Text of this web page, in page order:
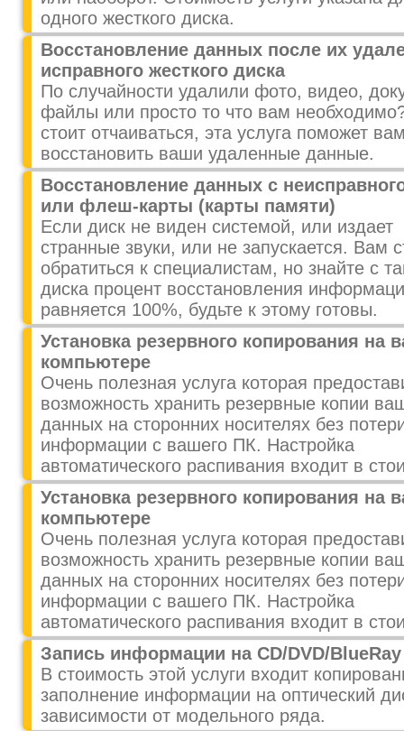
одного жесткого диска.
Восстановление данных после их
исправного жесткого диска
По случайности удалили фото, видео,
файлы или просто то что вам
стоит отчаиваться, эта услуга поможет
восстановить ваши удаленные данные.
Восстановление данных с
или флеш-карты (карты памяти)
Если диск не виден системой, или издает
странные звуки, или не запускается. Вам
обратиться к специалистам, но знайте с
диска процент восстановления
равняется 100%, будьте к этому готовы.
Установка резервного копирования на
компьютере
Очень полезная услуга которая
возможность хранить резервные копии
данных на сторонних носителях без
информации с вашего ПК. Настройка
автоматического распивания входит в
Установка резервного копирования на
компьютере
Очень полезная услуга которая
возможность хранить резервные копии
данных на сторонних носителях без
информации с вашего ПК. Настройка
автоматического распивания входит в
Запись информации на CD/DVD/
В стоимость этой услуги входит
заполнение информации на оптический
зависимости от модельного ряда.